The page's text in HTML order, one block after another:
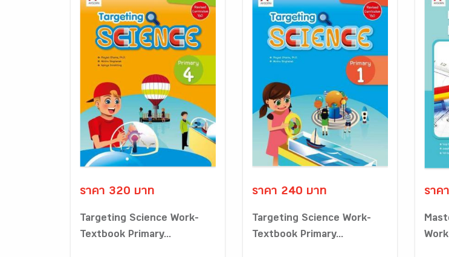
ราคา 320 บาท
Targeting Science Work-
Textbook Primary...
ราคา 240 บาท
Targeting Science Work-
Textbook Primary...
ราค